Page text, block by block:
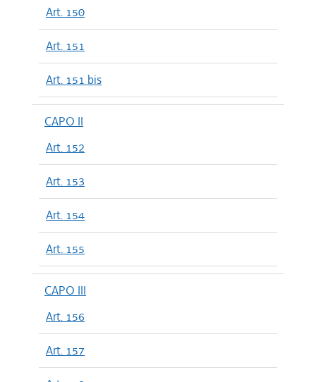
Art. 150
Art. 151
Art. 151 bis
CAPO II
Art. 152
Art. 153
Art. 154
Art. 155
CAPO III
Art. 156
Art. 157